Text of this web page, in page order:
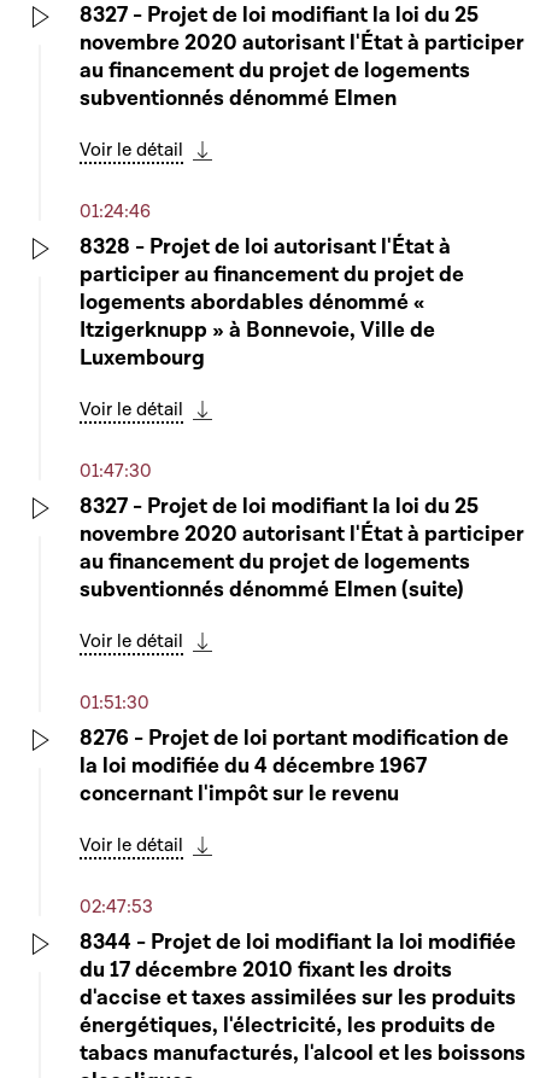
8327 - Projet de loi modifiant la loi du 25
novembre 2020 autorisant l'État à participer
au financement du projet de logements
subventionnés dénommé Elmen
Voir le détail
01:24:46
8328 - Projet de loi autorisant l'État à
participer au financement du projet de
logements abordables dénommé «
Itzigerknupp » à Bonnevoie, Ville de
Luxembourg
Voir le détail
01:47:30
8327 - Projet de loi modifiant la loi du 25
novembre 2020 autorisant l'État à participer
au financement du projet de logements
subventionnés dénommé Elmen (suite)
Voir le détail
01:51:30
8276 - Projet de loi portant modification de
la loi modifiée du 4 décembre 1967
concernant l'impôt sur le revenu
Voir le détail
02:47:53
8344 - Projet de loi modifiant la loi modifiée
du 17 décembre 2010 fixant les droits
d'accise et taxes assimilées sur les produits
énergétiques, l'électricité, les produits de
tabacs manufacturés, l'alcool et les boissons